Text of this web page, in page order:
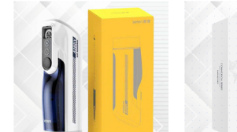
Âm đạo giả này có khả năng đàn
hoạt
, giúp tạo cảm giác chân thực